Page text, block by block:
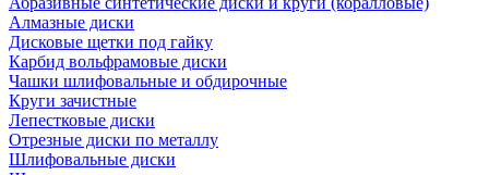
Алмазные диски
Дисковые щетки под гайку
Карбид вольфрамовые диски
Чашки шлифовальные и обдирочные
Круги зачистные
Лепестковые диски
Отрезные диски по металлу
Шлифовальные диски